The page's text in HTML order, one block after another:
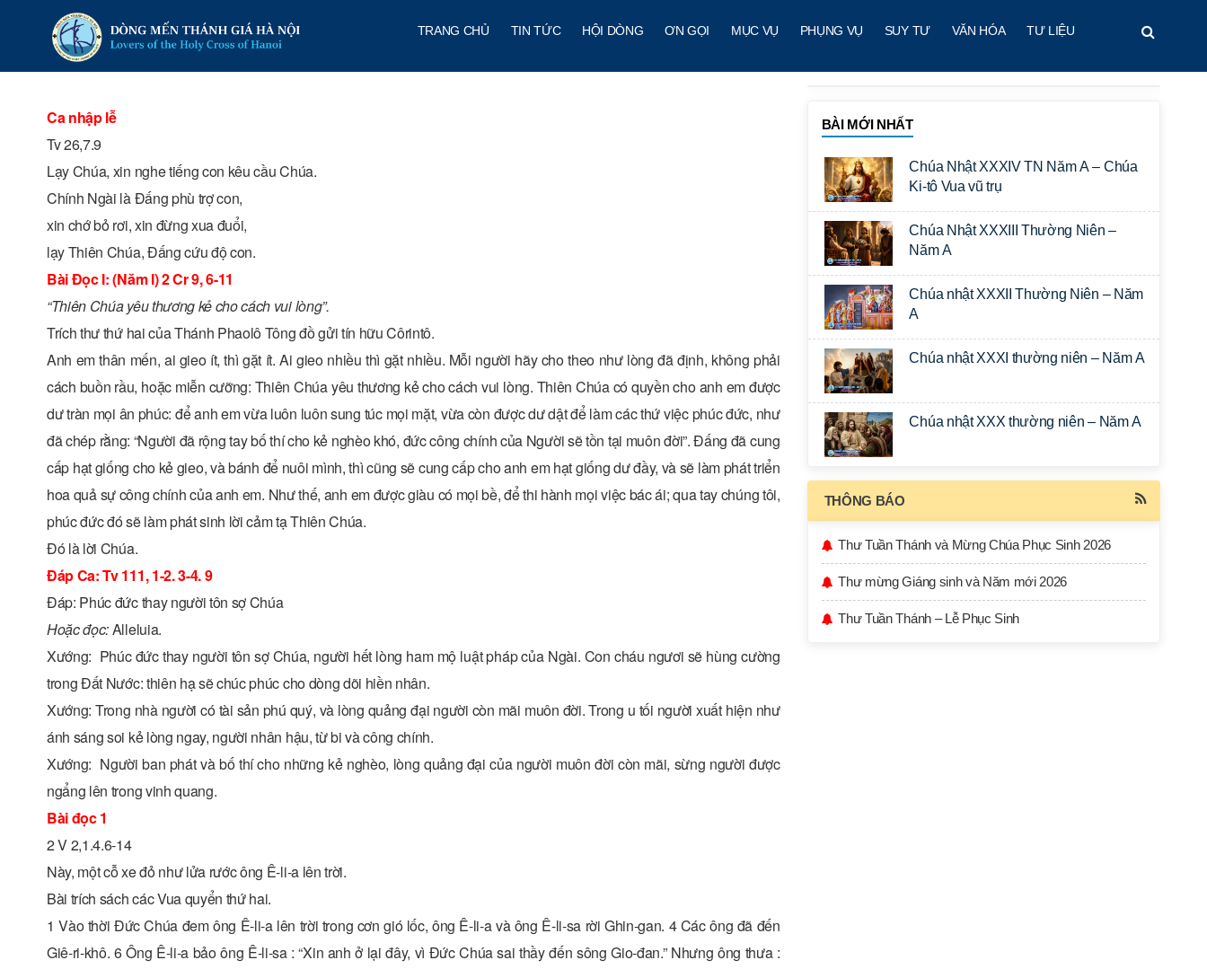
TRANG CHỦ TIN TỨC HỘI DÒNG ƠN GỌI MỤC VỤ PHỤNG VỤ SUY TƯ VĂN HÓA TƯ LIỆU
Ca nhập lễ
Tv 26,7.9
Lạy Chúa, xin nghe tiếng con kêu cầu Chúa.
Chính Ngài là Đấng phù trợ con,
xin chớ bỏ rơi, xin đừng xua đuổi,
lạy Thiên Chúa, Đấng cứu độ con.
Bài Ðọc I: (Năm I) 2 Cr 9, 6-11
“Thiên Chúa yêu thương kẻ cho cách vui lòng”.
Trích thư thứ hai của Thánh Phaolô Tông đồ gửi tín hữu Côrintô.
Anh em thân mến, ai gieo ít, thì gặt ít. Ai gieo nhiều thì gặt nhiều. Mỗi người hãy cho theo như lòng đã định, không phải
cách buồn rầu, hoặc miễn cưỡng: Thiên Chúa yêu thương kẻ cho cách vui lòng. Thiên Chúa có quyền cho anh em được
dư tràn mọi ân phúc: để anh em vừa luôn luôn sung túc mọi mặt, vừa còn được dư dật để làm các thứ việc phúc đức, như
đã chép rằng: “Người đã rộng tay bố thí cho kẻ nghèo khó, đức công chính của Người sẽ tồn tại muôn đời”. Ðấng đã cung
cấp hạt giống cho kẻ gieo, và bánh để nuôi mình, thì cũng sẽ cung cấp cho anh em hạt giống dư đầy, và sẽ làm phát triển
hoa quả sự công chính của anh em. Như thế, anh em được giàu có mọi bề, để thi hành mọi việc bác ái; qua tay chúng tôi,
phúc đức đó sẽ làm phát sinh lời cảm tạ Thiên Chúa.
Ðó là lời Chúa.
Ðáp Ca: Tv 111, 1-2. 3-4. 9
Ðáp: Phúc đức thay người tôn sợ Chúa
Hoặc đọc:Alleluia.
Xướng: Phúc đức thay người tôn sợ Chúa, người hết lòng ham mộ luật pháp của Ngài. Con cháu ngươi sẽ hùng cường
trong Ðất Nước: thiên hạ sẽ chúc phúc cho dòng dõi hiền nhân.
Xướng: Trong nhà người có tài sản phú quý, và lòng quảng đại người còn mãi muôn đời. Trong u tối người xuất hiện như
ánh sáng soi kẻ lòng ngay, người nhân hậu, từ bi và công chính.
Xướng: Người ban phát và bố thí cho những kẻ nghèo, lòng quảng đại của người muôn đời còn mãi, sừng người được
ngẩng lên trong vinh quang.
Bài đọc 1
2 V 2,1.4.6-14
Này, một cỗ xe đỏ như lửa rước ông Ê-li-a lên trời.
Bài trích sách các Vua quyển thứ hai.
1 Vào thời Đức Chúa đem ông Ê-li-a lên trời trong cơn gió lốc, ông Ê-li-a và ông Ê-li-sa rời Ghin-gan. 4 Các ông đã đến
Giê-ri-khô. 6 Ông Ê-li-a bảo ông Ê-li-sa : “Xin anh ở lại đây, vì Đức Chúa sai thầy đến sông Gio-đan.” Nhưng ông thưa :
BÀI MỚI NHẤT
Chúa Nhật XXXIV TN Năm A – Chúa
Ki-tô Vua vũ trụ
Chúa Nhật XXXIII Thường Niên –
Năm A
Chúa nhật XXXII Thường Niên – Năm
A
Chúa nhật XXXI thường niên – Năm A
Chúa nhật XXX thường niên – Năm A
THÔNG BÁO
Thư Tuần Thánh và Mừng Chúa Phục Sinh 2026
Thư mừng Giáng sinh và Năm mới 2026
Thư Tuần Thánh – Lễ Phục Sinh